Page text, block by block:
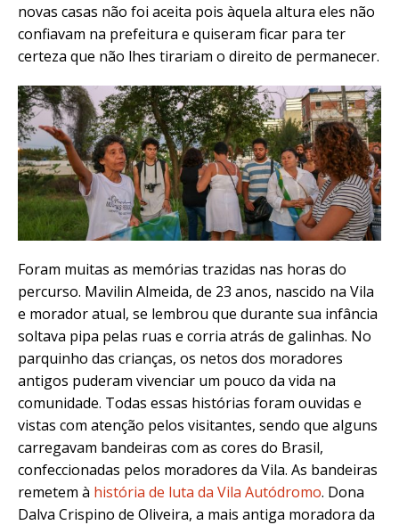
novas casas não foi aceita pois àquela altura eles não
confiavam na prefeitura e quiseram ficar para ter
certeza que não lhes tirariam o direito de permanecer.
Foram muitas as memórias trazidas nas horas do
percurso. Mavilin Almeida, de 23 anos, nascido na Vila
e morador atual, se lembrou que durante sua infância
soltava pipa pelas ruas e corria atrás de galinhas. No
parquinho das crianças, os netos dos moradores
antigos puderam vivenciar um pouco da vida na
comunidade. Todas essas histórias foram ouvidas e
vistas com atenção pelos visitantes, sendo que alguns
carregavam bandeiras com as cores do Brasil,
confeccionadas pelos moradores da Vila. As bandeiras
remetem à história de luta da Vila Autódromo. Dona
Dalva Crispino de Oliveira, a mais antiga moradora da